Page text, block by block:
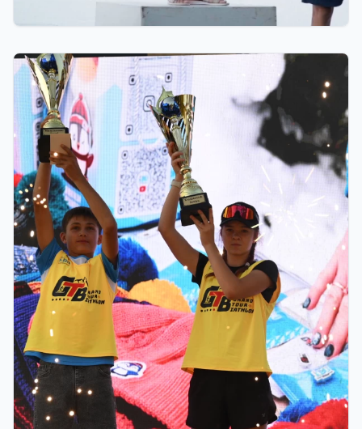
Қостанайлық бапкер биатлоннан үздік балалар
жаттықтырушысы атанды